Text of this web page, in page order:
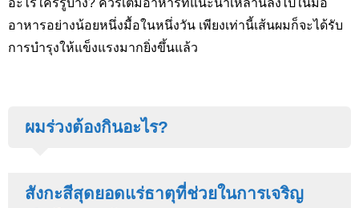
อาหารอย่างน้อยหนึ่งมื้อในหนึ่งวัน เพียงเท่านี้เส้นผมก็จะได้รับ
การบำรุงให้แข็งแรงมากยิ่งขึ้นแล้ว
ผมร่วงต้องกินอะไร?
สังกะสีสุดยอดแร่ธาตุที่ช่วยในการเจริญ